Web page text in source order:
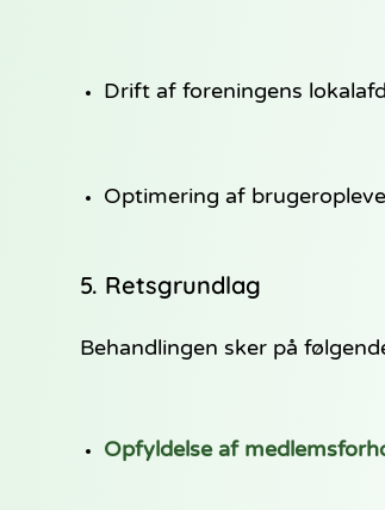
Drift af foreningens
Optimering af
5. Retsgrundlag
Behandlingen sker på
Opfyldelse af